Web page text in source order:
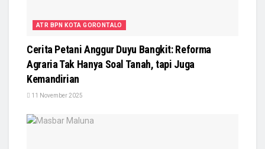
ATR BPN KOTA GORONTALO
Cerita Petani Anggur Duyu Bangkit: Reforma
Agraria Tak Hanya Soal Tanah, tapi Juga
Kemandirian
11 November 2025